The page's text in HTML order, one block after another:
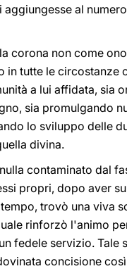
aggiungesse al
corona non come
in tutte le circostanze
a lui affidata, sia
sia promulgando
lo sviluppo delle
divina.
contaminato dal
propri, dopo aver
trovò una viva
rinforzò l'animo
fedele servizio. Tale
concisione